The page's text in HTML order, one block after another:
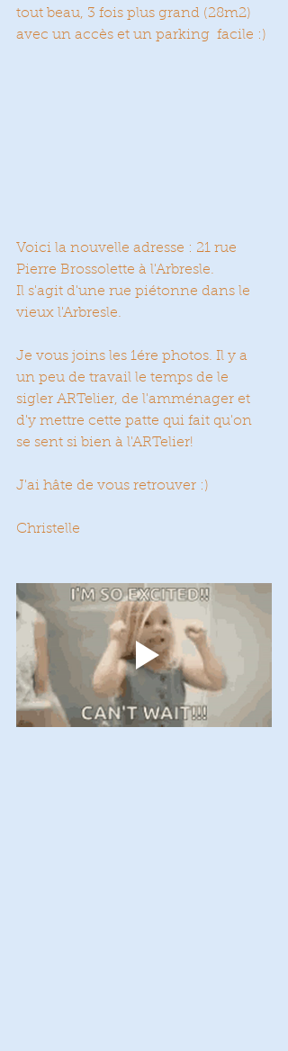
tout beau, 3 fois plus grand (28m2)
avec un accès et un parking  facile :)
Voici la nouvelle adresse : 21 rue
Pierre Brossolette à l'Arbresle.
Il s'agit d'une rue piétonne dans le
vieux l'Arbresle.
Je vous joins les 1ére photos. Il y a
un peu de travail le temps de le
sigler ARTelier, de l'amménager et
d'y mettre cette patte qui fait qu'on
se sent si bien à l'ARTelier!
J'ai hâte de vous retrouver :)
Christelle